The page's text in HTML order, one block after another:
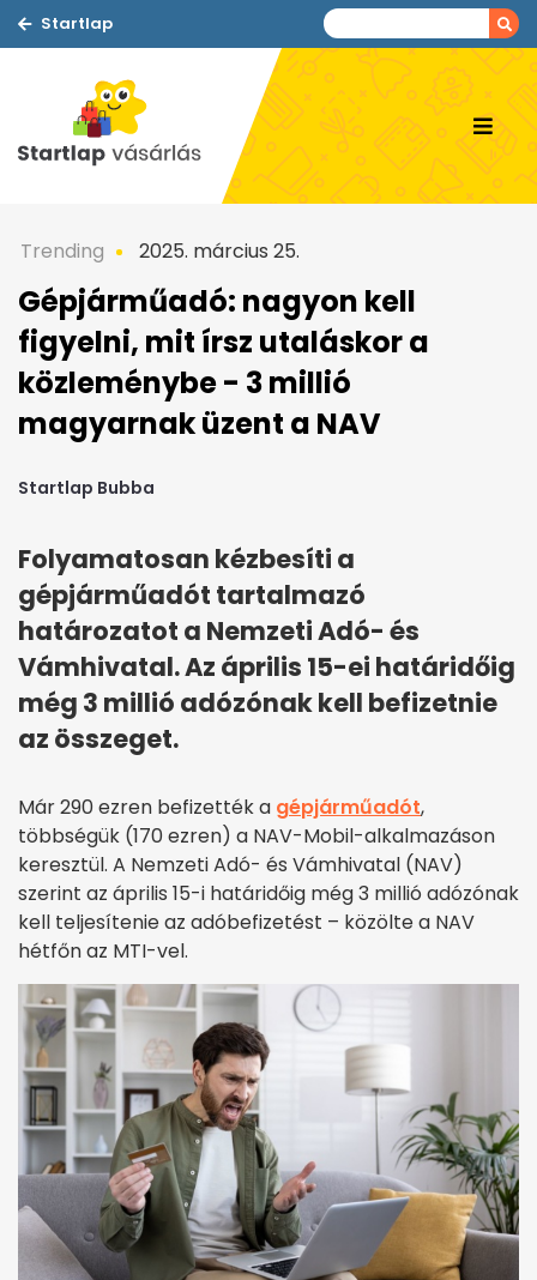
Startlap
Trending 2025. március 25.
Gépjárműadó: nagyon kell
figyelni, mit írsz utaláskor a
közleménybe - 3 millió
magyarnak üzent a NAV
Startlap Bubba
Folyamatosan kézbesíti a
gépjárműadót tartalmazó
határozatot a Nemzeti Adó- és
Vámhivatal. Az április 15-ei határidőig
még 3 millió adózónak kell befizetnie
az összeget.
Már 290 ezren befizették a gépjárműadót,
többségük (170 ezren) a NAV-Mobil-alkalmazáson
keresztül. A Nemzeti Adó- és Vámhivatal (NAV)
szerint az április 15-i határidőig még 3 millió adózónak
kell teljesítenie az adóbefizetést – közölte a NAV
hétfőn az MTI-vel.